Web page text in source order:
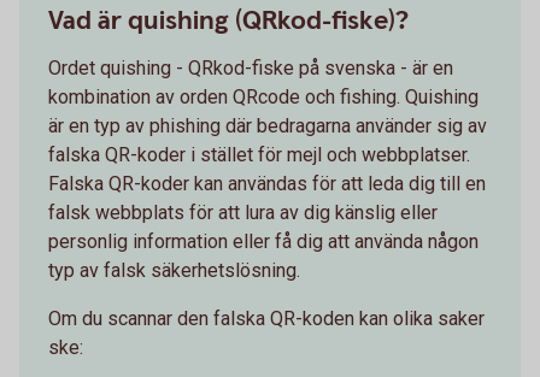
Vad är quishing (QRkod-fiske)?
Ordet quishing - QRkod-fiske på svenska - är en
kombination av orden QRcode och fishing. Quishing
är en typ av phishing där bedragarna använder sig av
falska QR-koder i stället för mejl och webbplatser.
Falska QR-koder kan användas för att leda dig till en
falsk webbplats för att lura av dig känslig eller
personlig information eller få dig att använda någon
typ av falsk säkerhetslösning.
Om du scannar den falska QR-koden kan olika saker
ske: